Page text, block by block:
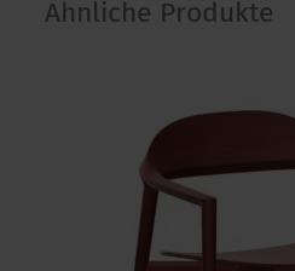
Ähnliche Produkte